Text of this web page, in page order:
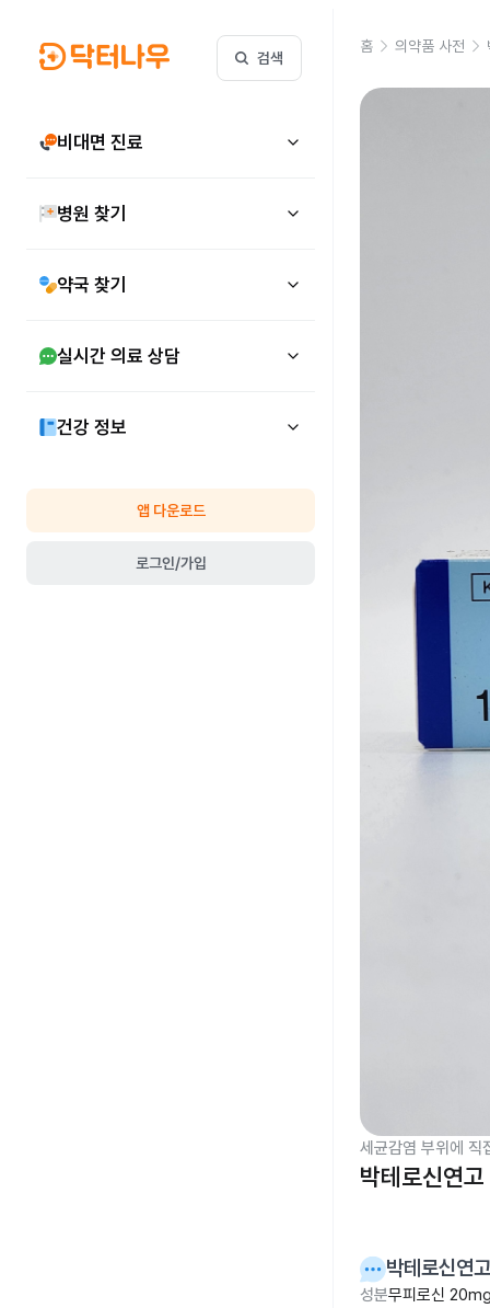
검색
비대면 진료
병원 찾기
약국 찾기
실시간 의료 상담
건강 정보
앱 다운로드
로그인/가입
홈 의약품 사전
세균감염 부위에 직
박테로신연
박테로신연
성분무피로신